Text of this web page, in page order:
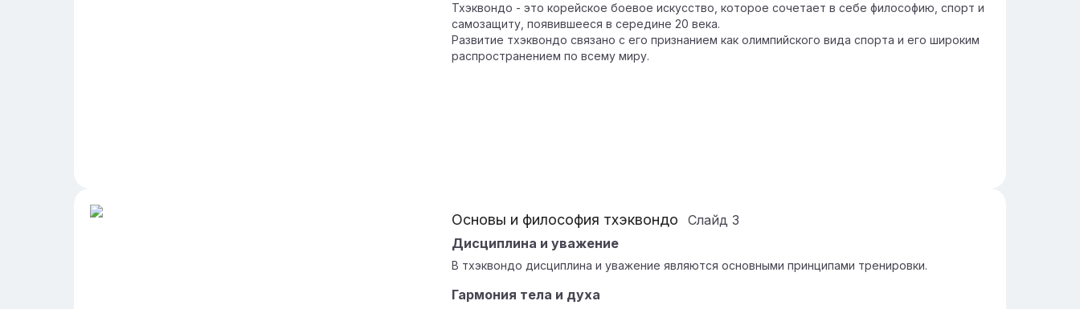
Тхэквондо - это корейское боевое искусство, которое сочетает в себе философию, спорт и
самозащиту, появившееся в середине 20 века.
Развитие тхэквондо связано с его признанием как олимпийского вида спорта и его широким
распространением по всему миру.
Основы и философия тхэквондо Слайд 3
Дисциплина и уважение
В тхэквондо дисциплина и уважение являются основными принципами тренировки.
Гармония тела и духа